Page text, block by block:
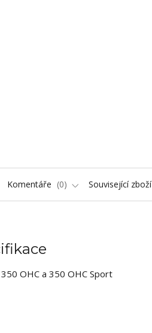
Komentáře 0 Související zboží
OHC a 350 OHC Sport